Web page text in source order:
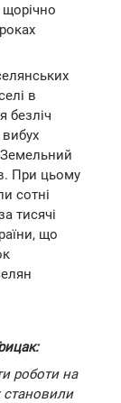
щорічно
в
безліч
При цьому
сотні
тисячі
що
роботи на
становили